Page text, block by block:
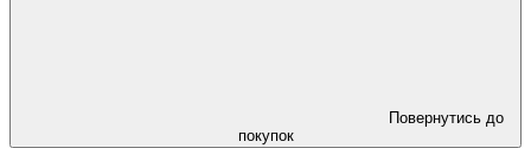
Повернутись до
покупок